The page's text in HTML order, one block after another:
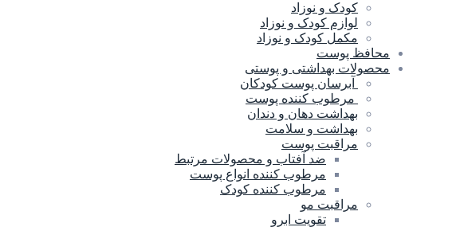
کودک و نوزاد
لوازم کودک و نوزاد
مکمل کودک و نوزاد
محافظ پوست
محصولات بهداشتی و پوستی
آبرسان پوست کودکان
مرطوب کننده پوست
بهداشت دهان و دندان
بهداشت و سلامت
مراقبت پوست
ضد آفتاب و محصولات مرتبط
مرطوب کننده انواع پوست
مرطوب کننده کودک
مراقبت مو
تقویت ابرو